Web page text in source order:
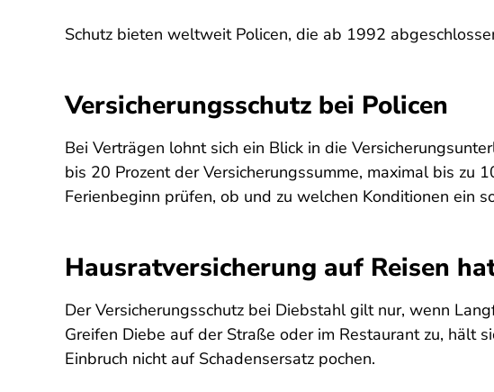
Schutz bieten weltweit Policen, die ab 1992
Versicherungsschutz bei Policen
Bei Verträgen lohnt sich ein Blick in die
bis 20 Prozent der Versicherungssumme, maximal bis zu
Ferienbeginn prüfen, ob und zu welchen Konditionen ein
Hausratversicherung auf Reisen
Der Versicherungsschutz bei Diebstahl gilt nur, wenn
Greifen Diebe auf der Straße oder im Restaurant zu, hält
Einbruch nicht auf Schadensersatz pochen.